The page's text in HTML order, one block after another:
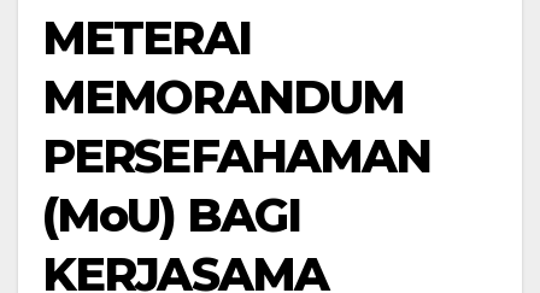
METERAI
MEMORANDUM
PERSEFAHAMAN
(MoU) BAGI
KERJASAMA